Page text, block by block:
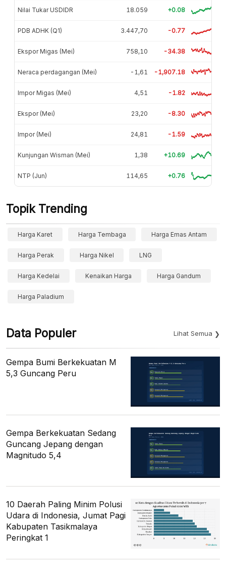
Nilai Tukar USDIDR 18.059 +0.08
PDB ADHK (Q1) 3.447,70 -0.77
Ekspor Migas (Mei) 758,10 -34.38
Neraca perdagangan (Mei) -1,61 -1,907.18
Impor Migas (Mei) 4,51 -1.82
Ekspor (Mei) 23,20 -8.30
Impor (Mei) 24,81 -1.59
Kunjungan Wisman (Mei) 1,38 +10.69
NTP (Jun) 114,65 +0.76
Topik Trending
Harga Karet Harga Tembaga Harga Emas Antam
Harga Perak Harga Nikel LNG
Harga Kedelai Kenaikan Harga Harga Gandum
Harga Paladium
Data Populer Lihat Semua
Gempa Bumi Berkekuatan M
5,3 Guncang Peru
Gempa Berkekuatan Sedang
Guncang Jepang dengan
Magnitudo 5,4
10 Daerah Paling Minim Polusi
Udara di Indonesia, Jumat Pagi
Kabupaten Tasikmalaya
Peringkat 1